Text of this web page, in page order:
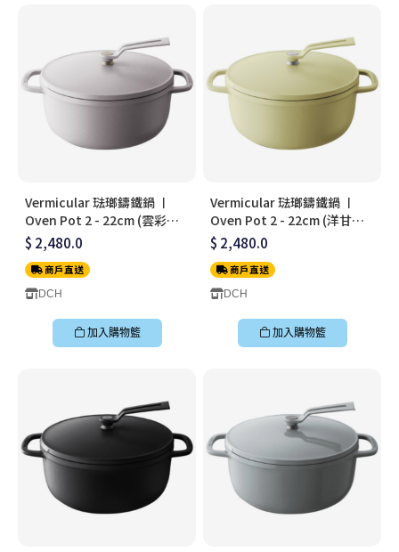
Vermicular 琺瑯鑄鐵鍋 〡
Oven Pot 2 - 22cm (雲彩粉)
〡無水料理鍋〡OP2R22S-PK
$ 2,480.0
商戶直送
DCH
加入購物籃
Vermicular 琺瑯鑄鐵鍋 〡
Oven Pot 2 - 22cm (洋甘菊
黃) 〡無水料理鍋〡
OP2R22S-YL
$ 2,480.0
商戶直送
DCH
加入購物籃